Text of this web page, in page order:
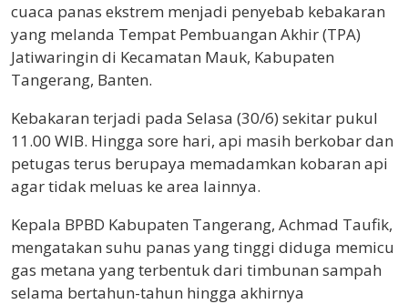
cuaca panas ekstrem menjadi penyebab kebakaran
yang melanda Tempat Pembuangan Akhir (TPA)
Jatiwaringin di Kecamatan Mauk, Kabupaten
Tangerang, Banten.
Kebakaran terjadi pada Selasa (30/6) sekitar pukul
11.00 WIB. Hingga sore hari, api masih berkobar dan
petugas terus berupaya memadamkan kobaran api
agar tidak meluas ke area lainnya.
Kepala BPBD Kabupaten Tangerang, Achmad Taufik,
mengatakan suhu panas yang tinggi diduga memicu
gas metana yang terbentuk dari timbunan sampah
selama bertahun-tahun hingga akhirnya